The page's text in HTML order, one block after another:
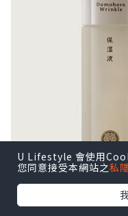
U Lifestyle 會使用
您同意接受本網站之私